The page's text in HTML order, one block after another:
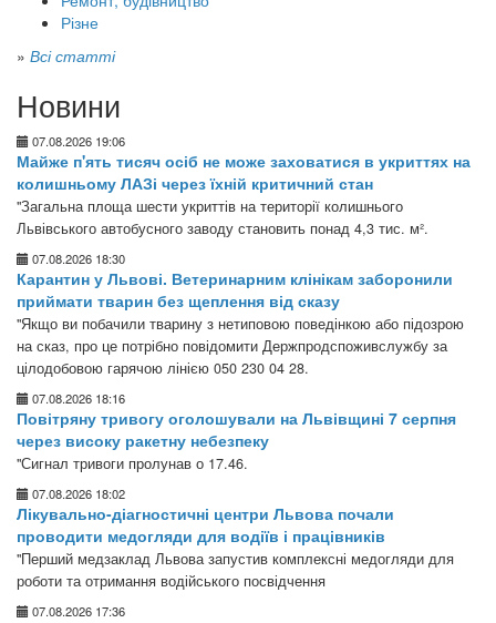
Різне
» Всі статті
Новини
07.08.2026 19:06
Майже п'ять тисяч осіб не може заховатися в укриттях на
колишньому ЛАЗі через їхній критичний стан
"Загальна площа шести укриттів на території колишнього
Львівського автобусного заводу становить понад 4,3 тис. м².
07.08.2026 18:30
Карантин у Львові. Ветеринарним клінікам заборонили
приймати тварин без щеплення від сказу
"Якщо ви побачили тварину з нетиповою поведінкою або підозрою
на сказ, про це потрібно повідомити Держпродспоживслужбу за
цілодобовою гарячою лінією 050 230 04 28.
07.08.2026 18:16
Повітряну тривогу оголошували на Львівщині 7 серпня
через високу ракетну небезпеку
"Сигнал тривоги пролунав о 17.46.
07.08.2026 18:02
Лікувально-діагностичні центри Львова почали
проводити медогляди для водіїв і працівників
"Перший медзаклад Львова запустив комплексні медогляди для
роботи та отримання водійського посвідчення
07.08.2026 17:36